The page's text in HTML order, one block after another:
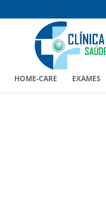
HOME-CARE EXAMES